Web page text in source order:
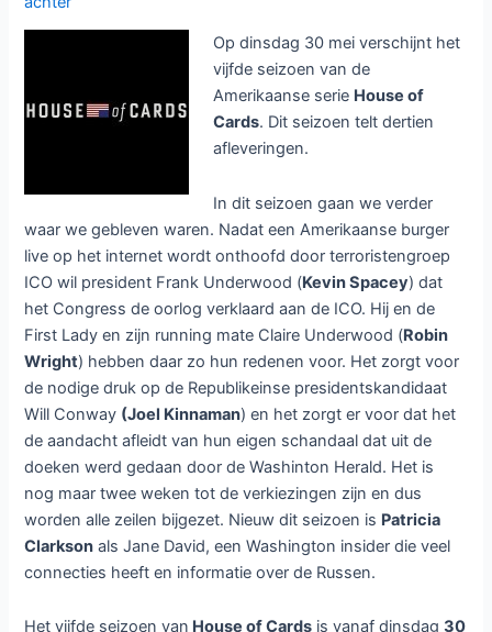
Op dinsdag 30 mei verschijnt het
vijfde seizoen van de
Amerikaanse serie House of
Cards. Dit seizoen telt dertien
afleveringen.
In dit seizoen gaan we verder
waar we gebleven waren. Nadat een Amerikaanse burger
live op het internet wordt onthoofd door terroristengroep
ICO wil president Frank Underwood (Kevin Spacey) dat
het Congress de oorlog verklaard aan de ICO. Hij en de
First Lady en zijn running mate Claire Underwood (Robin
Wright) hebben daar zo hun redenen voor. Het zorgt voor
de nodige druk op de Republikeinse presidentskandidaat
Will Conway (Joel Kinnaman) en het zorgt er voor dat het
de aandacht afleidt van hun eigen schandaal dat uit de
doeken werd gedaan door de Washinton Herald. Het is
nog maar twee weken tot de verkiezingen zijn en dus
worden alle zeilen bijgezet. Nieuw dit seizoen is Patricia
Clarkson als Jane David, een Washington insider die veel
connecties heeft en informatie over de Russen.
Het vijfde seizoen van House of Cards is vanaf dinsdag30